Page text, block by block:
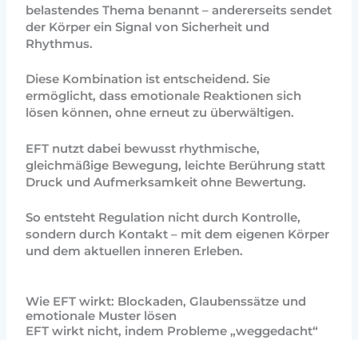
belastendes Thema benannt – andererseits sendet
der Körper ein Signal von Sicherheit und
Rhythmus.
Diese Kombination ist entscheidend. Sie
ermöglicht, dass emotionale Reaktionen sich
lösen können, ohne erneut zu überwältigen.
EFT nutzt dabei bewusst rhythmische,
gleichmäßige Bewegung, leichte Berührung statt
Druck und Aufmerksamkeit ohne Bewertung.
So entsteht Regulation nicht durch Kontrolle,
sondern durch Kontakt – mit dem eigenen Körper
und dem aktuellen inneren Erleben.
Wie EFT wirkt: Blockaden, Glaubenssätze und
emotionale Muster lösen
EFT wirkt nicht, indem Probleme „weggedacht“